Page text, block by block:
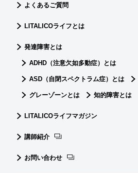
よくあるご質問
LITALICOライフとは
発達障害とは
ADHD（注意欠如多動症）とは
ASD（自閉スペクトラム症）とは
グレーゾーンとは 知的障害とは
LITALICOライフマガジン
講師紹介
お問い合わせ